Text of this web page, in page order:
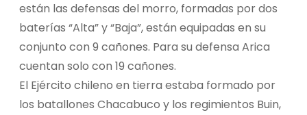
están las defensas del morro, formadas por dos
baterías “Alta” y “Baja”, están equipadas en su
conjunto con 9 cañones. Para su defensa Arica
cuentan solo con 19 cañones.
El Ejército chileno en tierra estaba formado por
los batallones Chacabuco y los regimientos Buin,